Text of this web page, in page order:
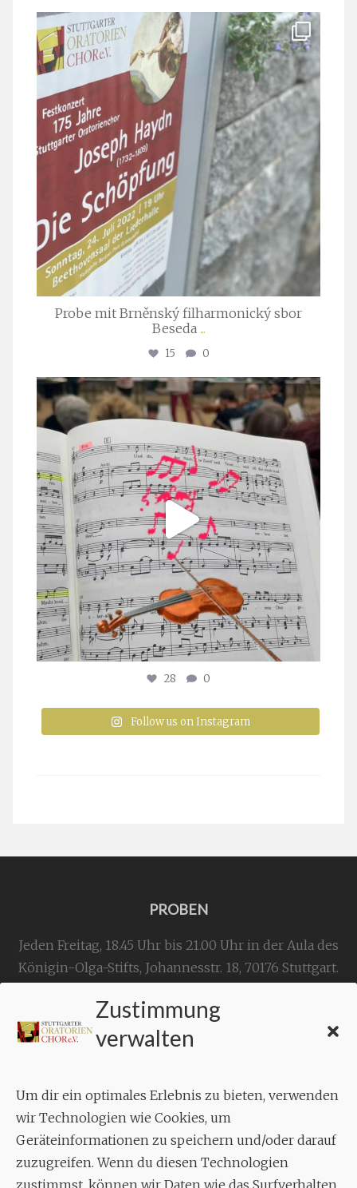
Zustimmung
verwalten
Um dir ein optimales Erlebnis zu bieten, verwenden
wir Technologien wie Cookies, um
Geräteinformationen zu speichern und/oder darauf
zuzugreifen. Wenn du diesen Technologien
zustimmst, können wir Daten wie das Surfverhalten
stuttgarter_oratorienchor
Juli 23
Probe mit Brněnský filharmonický sbor
Beseda ...
15 0
stuttgarter_oratorienchor
Juli 23
28 0
Follow us on Instagram
PROBEN
Jeden Freitag, 18.45 Uhr bis 21.00 Uhr in der Aula des
Königin-Olga-Stifts, Johannesstr. 18, 70176 Stuttgart.
KONTAKT
Geschäftsstelle:
Aixheimer Str. 18
70619 Stuttgart
MUSIK